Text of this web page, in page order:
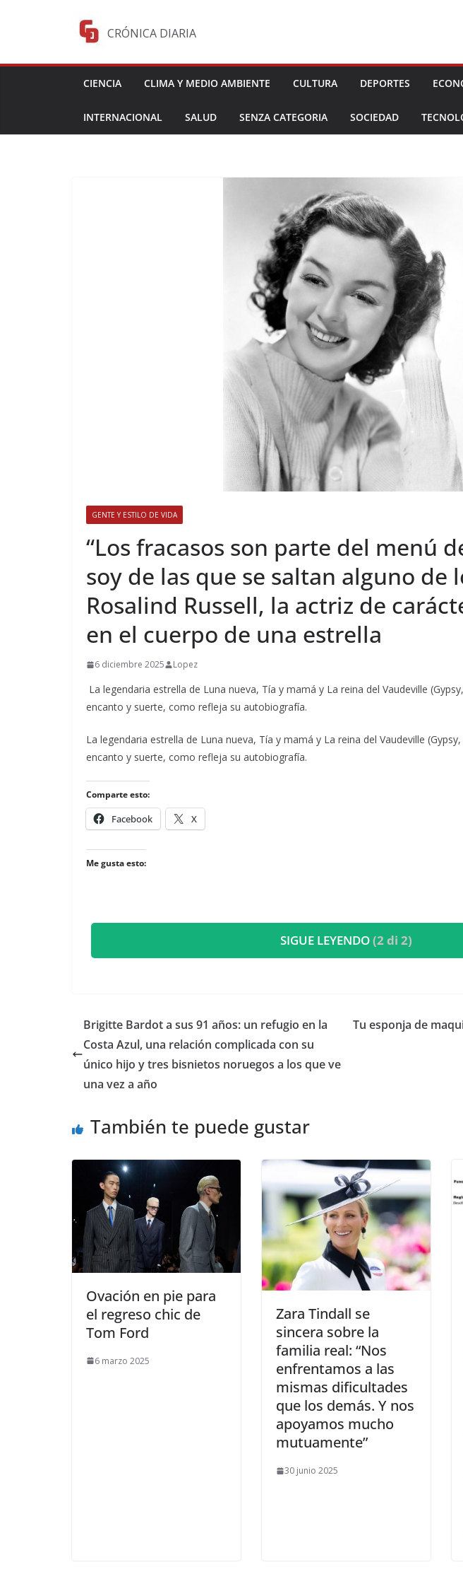
CRÓNICA DIARIA
CIENCIA CLIMA Y MEDIO AMBIENTE CULTURA DEPORTES
INTERNACIONAL SALUD SENZA CATEGORIA SOCIEDAD
GENTE Y ESTILO DE VIDA
​“Los fracasos son parte del menú
soy de las que se saltan alguno de
Rosalind Russell, la actriz de
en el cuerpo de una estrella
6 diciembre 2025 Lopez
La legendaria estrella de Luna nueva, Tía y mamá y La reina del Vaudeville
encanto y suerte, como refleja su autobiografía.
​La legendaria estrella de Luna nueva, Tía y mamá y La reina del Vaudeville
encanto y suerte, como refleja su autobiografía.
Comparte esto:
Facebook X
Me gusta esto:
SIGUE LEYENDO(2 di 2)
​Brigitte Bardot a sus 91 años: un refugio en la
Costa Azul, una relación complicada con su
único hijo y tres bisnietos noruegos a los que ve
una vez a año
Tu esponja de
También te puede gustar
​Ovación en pie para
el regreso chic de
Tom Ford
6 marzo 2025
​Zara Tindall se
sincera sobre la
familia real: “Nos
enfrentamos a las
mismas dificultades
que los demás. Y nos
apoyamos mucho
mutuamente”
30 junio 2025